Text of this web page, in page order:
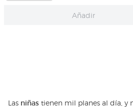
Añadir
Las niñas tienen mil planes al día, y